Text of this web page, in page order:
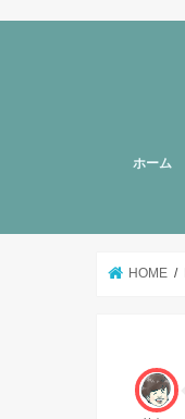
ホーム
HOME